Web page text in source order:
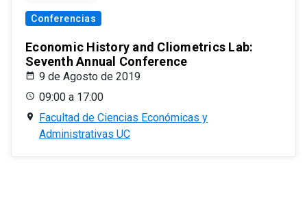
Conferencias
Economic History and Cliometrics Lab:
Seventh Annual Conference
9 de Agosto de 2019
09:00 a 17:00
Facultad de Ciencias Económicas y
Administrativas UC